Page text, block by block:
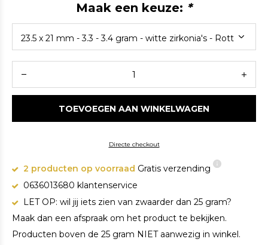
Maak een keuze: *
TOEVOEGEN AAN WINKELWAGEN
Directe checkout
2 producten op voorraad Gratis verzending
0636013680 klantenservice
LET OP: wil jij iets zien van zwaarder dan 25 gram?
Maak dan een afspraak om het product te bekijken.
Producten boven de 25 gram NIET aanwezig in winkel.